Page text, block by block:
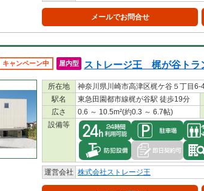
メールでお問合せ
キャンペーン中 屋内型 ストレージ王 梶が谷トラ
所在地
神奈川県川崎市高津区梶ケ谷５丁目6-
駅名
東急田園都市線梶が谷駅 徒歩19分
広さ
0.6 ～ 10.5m²(約0.3 ～ 6.7帖)
設備等
運営会社 株式会社ストレージ王